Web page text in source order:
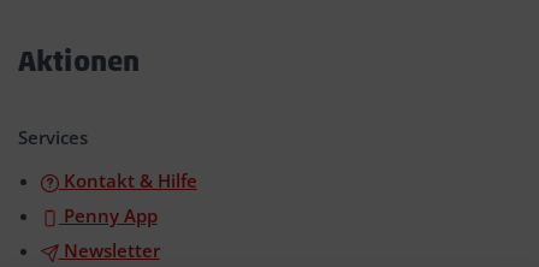
Aktionen
Services
Kontakt & Hilfe
Penny App
Newsletter